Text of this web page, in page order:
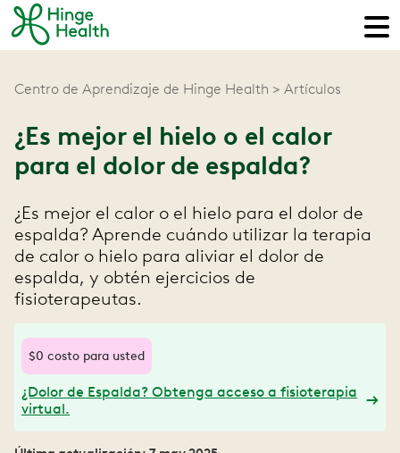
Centro de Aprendizaje de Hinge Health Artículos
¿Es mejor el hielo o el calor
para el dolor de espalda?
¿Es mejor el calor o el hielo para el dolor de
espalda? Aprende cuándo utilizar la terapia
de calor o hielo para aliviar el dolor de
espalda, y obtén ejercicios de
fisioterapeutas.
$0 costo para usted
¿Dolor de Espalda? Obtenga acceso a fisioterapia
virtual.